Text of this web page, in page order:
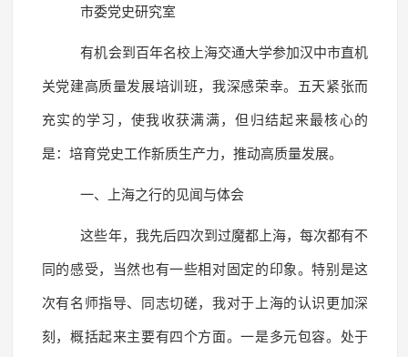
市委党史研究室
有机会到百年名校上海交通大学参加汉中市直机
关党建高质量发展培训班，我深感荣幸。五天紧张而
充实的学习，使我收获满满，但归结起来最核心的
是：培育党史工作新质生产力，推动高质量发展。
一、上海之行的见闻与体会
这些年，我先后四次到过魔都上海，每次都有不
同的感受，当然也有一些相对固定的印象。特别是这
次有名师指导、同志切磋，我对于上海的认识更加深
刻，概括起来主要有四个方面。一是多元包容。处于